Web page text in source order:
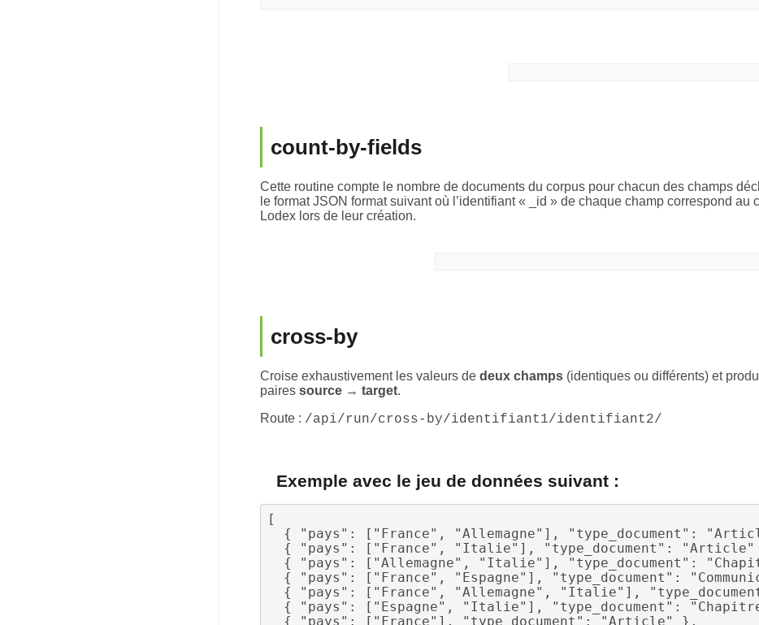
count-by-fields
Cette routine compte le nombre de documents du corpus pour chacun des champs
le format JSON format suivant où l’identifiant « _id » de chaque champ correspond au
Lodex lors de leur création.
cross-by
Croise exhaustivement les valeurs de deux champs(identiques ou différents) et
paires source → target.
Route : /api/run/cross-by/identifiant1/identifiant2/
Exemple avec le jeu de données suivant :
[